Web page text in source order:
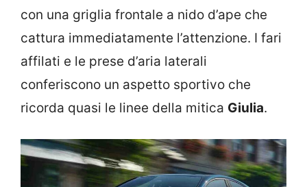
con una griglia frontale a nido d’ape che
cattura immediatamente l’attenzione. I fari
affilati e le prese d’aria laterali
conferiscono un aspetto sportivo che
ricorda quasi le linee della mitica Giulia.